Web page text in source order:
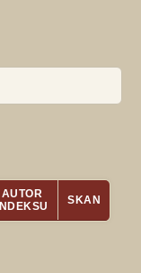
AUTOR
INDEKSU
SKAN